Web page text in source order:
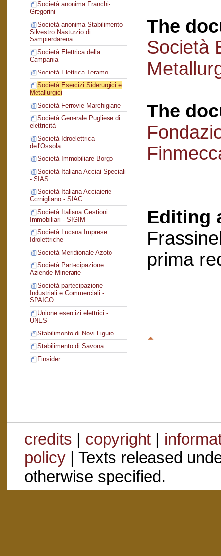
Società anonima Franchi-
Gregorini
Società anonima Stabilimento
Silvestro Nasturzio di
Sampierdarena
Società Elettrica della
Campania
Società Elettrica Teramo
Società Esercizi Siderurgici e
Metallurgici
Società Ferrovie Marchigiane
Società Generale Pugliese di
elettricità
Società Idroelettrica
dell'Ossola
Società Immobiliare Borgo
Società Italiana Acciai Speciali
- SIAS
Società Italiana Acciaierie
Cornigliano - SIAC
Società Italiana Gestioni
Immobiliari - SIGIM
Società Lucana Imprese
Idrolettriche
Società Meridionale Azoto
Società Partecipazione
Aziende Minerarie
Società partecipazione
Industriali e Commerciali -
SPAICO
Unione esercizi elettrici -
UNES
Stabilimento di Novi Ligure
Stabilimento di Savona
Finsider
The
Società
The
Editing
prima
credits | copyright|
policy| Texts released
otherwise specified.